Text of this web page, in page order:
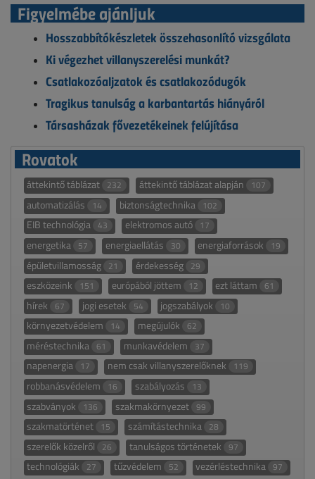
Figyelmébe ajánljuk
Hosszabbítókészletek összehasonlító vizsgálata
Ki végezhet villanyszerelési munkát?
Csatlakozóaljzatok és csatlakozódugók
Tragikus tanulság a karbantartás hiányáról
Társasházak fővezetékeinek felújítása
Rovatok
áttekintő táblázat 232 áttekintő táblázat alapján 107
automatizálás 14 biztonságtechnika 102
EIB technológia 43 elektromos autó 17
energetika 57 energiaellátás 30 energiaforrások 19
épületvillamosság 21 érdekesség 29
eszközeink 151 európából jöttem 12 ezt láttam 61
hírek 67 jogi esetek 54 jogszabályok 10
környezetvédelem 14 megújulók 62
méréstechnika 61 munkavédelem 37
napenergia 17 nem csak villanyszerelőknek 119
robbanásvédelem 16 szabályozás 13
szabványok 136 szakmakörnyezet 99
szakmatörténet 15 számítástechnika 28
szerelők közelről 26 tanulságos történetek 97
technológiák 27 tűzvédelem 52 vezérléstechnika 97